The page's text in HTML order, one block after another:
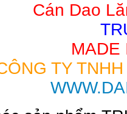
Cán Dao
MADE
TY